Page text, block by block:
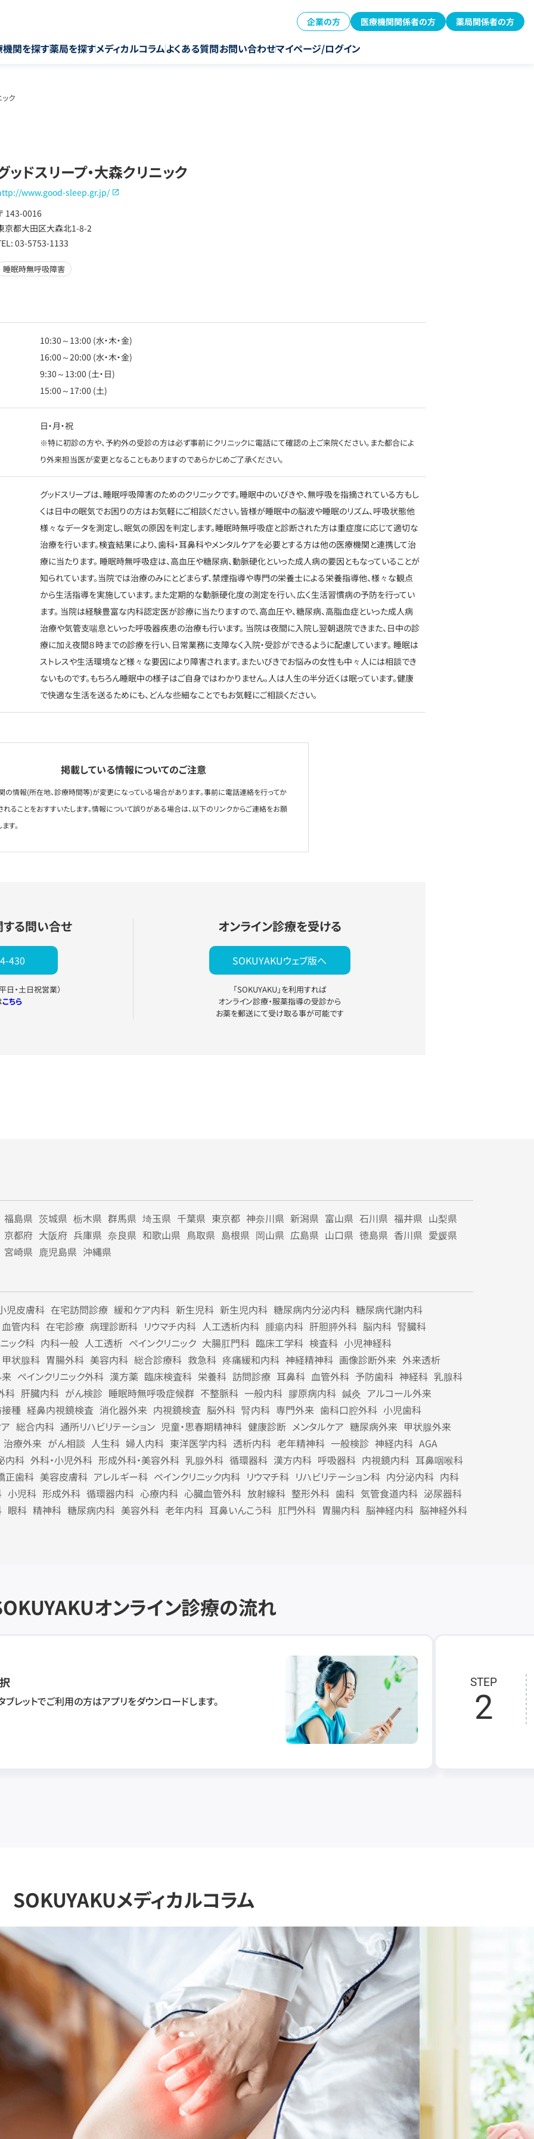
企業の方 医療機関関係者の方 薬局関係者の方
関を探す薬局を探すメディカルコラムよくある質問お問い合わせマイページ/ログイン
ク
ッドスリープ・大森クリニック
www.good-sleep.gr.jp/
143-0016
京都大田区大森北1-8-2
03-5753-1133
睡眠時無呼吸障害
10:30～13:00 (水・木・金)
16:00～20:00 (水・木・金)
9:30～13:00 (土・日)
15:00～17:00 (土)
日・月・祝
※特に初診の方や、予約外の受診の方は必ず事前にクリニックに電話にて確認の上ご来院ください。また都合によ
り外来担当医が変更となることもありますのであらかじめご了承ください。
グッドスリープは、睡眠呼吸障害のためのクリニックです。睡眠中のいびきや、無呼吸を指摘されている方もし
くは日中の眠気でお困りの方はお気軽にご相談ください。皆様が睡眠中の脳波や睡眠のリズム、呼吸状態他
様々なデータを測定し、眠気の原因を判定します。睡眠時無呼吸症と診断された方は重症度に応じて適切な
治療を行います。検査結果により、歯科・耳鼻科やメンタルケアを必要とする方は他の医療機関と連携して治
療に当たります。 睡眠時無呼吸症は、高血圧や糖尿病、動脈硬化といった成人病の要因ともなっていることが
知られています。当院では治療のみにとどまらず、禁煙指導や専門の栄養士による栄養指導他、様々な観点
から生活指導を実施しています。また定期的な動脈硬化度の測定を行い、広く生活習慣病の予防を行ってい
ます。 当院は経験豊富な内科認定医が診療に当たりますので、高血圧や、糖尿病、高脂血症といった成人病
治療や気管支喘息といった呼吸器疾患の治療も行います。 当院は夜間に入院し翌朝退院できまた、日中の診
療に加え夜間８時までの診療を行い、日常業務に支障なく入院・受診ができるように配慮しています。 睡眠は
ストレスや生活環境など様々な要因により障害されます。またいびきでお悩みの女性も中々人には相談でき
ないものです。もちろん睡眠中の様子はご自身ではわかりません。人は人生の半分近くは眠っています。健康
で快適な生活を送るためにも、どんな些細なことでもお気軽にご相談ください。
掲載している情報についてのご注意
の情報(所在地、診療時間等)が変更になっている場合があります。事前に電話連絡を行ってか
れることをおすすいたします。情報について誤りがある場合は、以下のリンクからご連絡をお願
す。
る問い合せ
430
日・土日祝営業）
こちら
オンライン診療を受ける
SOKUYAKUウェブ版へ
「SOKUYAKU」を利用すれば
オンライン診療・服薬指導の受診から
お薬を郵送にて受け取る事が可能です
福島県 茨城県 栃木県 群馬県 埼玉県 千葉県 東京都 神奈川県 新潟県 富山県 石川県 福井県 山梨県
京都府 大阪府 兵庫県 奈良県 和歌山県 鳥取県 島根県 岡山県 広島県 山口県 徳島県 香川県 愛媛県
宮崎県 鹿児島県 沖縄県
児皮膚科 在宅訪問診療 緩和ケア内科 新生児科 新生児内科 糖尿病内分泌内科 糖尿病代謝内科
血管内科 在宅診療 病理診断科 リウマチ内科 人工透析内科 腫瘍内科 肝胆膵外科 脳内科 腎臓科
ック科 内科一般 人工透析 ペインクリニック 大腸肛門科 臨床工学科 検査科 小児神経科
甲状腺科 胃腸外科 美容内科 総合診療科 救急科 疼痛緩和内科 神経精神科 画像診断外来 外来透析
ペインクリニック外科 漢方薬 臨床検査科 栄養科 訪問診療 耳鼻科 血管外科 予防歯科 神経科 乳腺科
科 肝臓内科 がん検診 睡眠時無呼吸症候群 不整脈科 一般内科 膠原病内科 鍼灸 アルコール外来
種 経鼻内視鏡検査 消化器外来 内視鏡検査 脳外科 腎内科 専門外来 歯科口腔外科 小児歯科
総合内科 通所リハビリテーション 児童・思春期精神科 健康診断 メンタルケア 糖尿病外来 甲状腺外来
治療外来 がん相談 人生科 婦人内科 東洋医学内科 透析内科 老年精神科 一般検診 神経内科 AGA
内科 外科・小児外科 形成外科・美容外科 乳腺外科 循環器科 漢方内科 呼吸器科 内視鏡内科 耳鼻咽喉科
正歯科 美容皮膚科 アレルギー科 ペインクリニック内科 リウマチ科 リハビリテーション科 内分泌内科 内科
小児科 形成外科 循環器内科 心療内科 心臓血管外科 放射線科 整形外科 歯科 気管食道内科 泌尿器科
眼科 精神科 糖尿病内科 美容外科 老年内科 耳鼻いんこう科 肛門外科 胃腸内科 脳神経内科 脳神経外科
オンライン診療の流れ
ブレットでご利用の方はアプリをダウンロードします。
STEP
2
SOKUYAKUメディカルコラム